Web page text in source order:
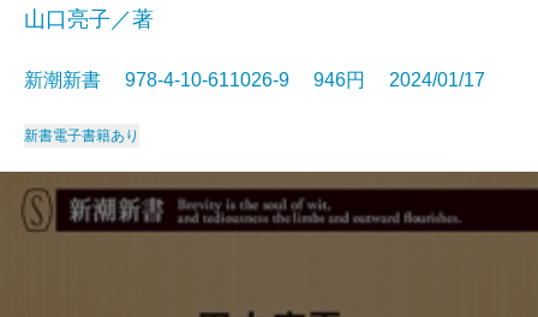
山口亮子／著
新潮新書 978-4-10-611026-9 946円 2024/01/17
新書電子書籍あり